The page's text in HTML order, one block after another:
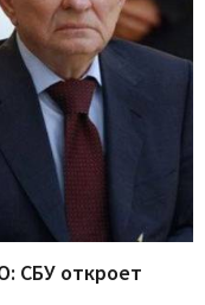
СБУ откроет